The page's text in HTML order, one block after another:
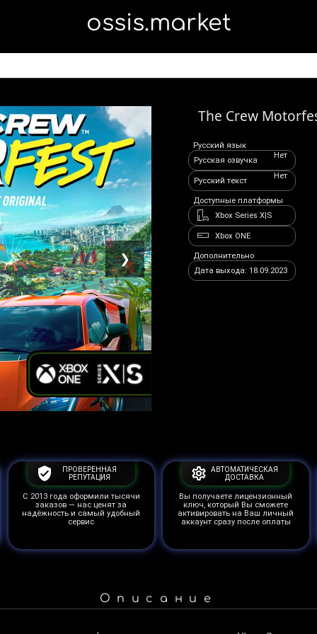
ossis.market
❯
The Crew
Русский язык
Русская озвучка
Нет
Русский текст
Нет
Доступные платформы
Xbox Series X|S
Xbox ONE
Дополнительно
Дата выхода: 18.09.2023
ПРОВЕРЕННАЯ
РЕПУТАЦИЯ
С 2013 года оформили тысячи
заказов — нас ценят за
надёжность и самый удобный
сервис
АВТОМАТИЧЕСКАЯ
ДОСТАВКА
Вы получаете лицензионный
ключ, который Вы сможете
активировать на Ваш личный
аккаунт сразу после оплаты
Описание